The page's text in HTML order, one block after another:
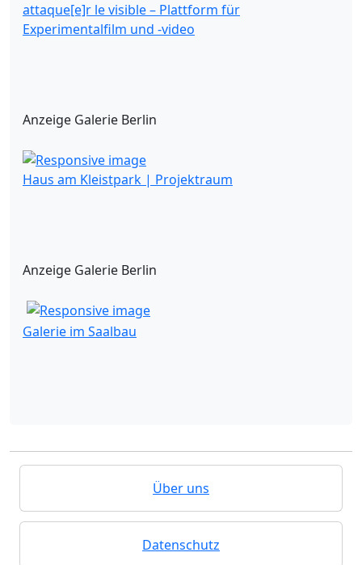
attaque[e]r le visible – Plattform für
Experimentalfilm und -video
Anzeige Galerie Berlin
Haus am Kleistpark | Projektraum
Anzeige Galerie Berlin
Galerie im Saalbau
Über uns
Datenschutz